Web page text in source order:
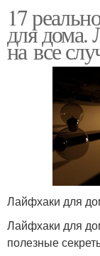
17
для дома.
на все
Лайфхаки для
Лайфхаки для
полезные